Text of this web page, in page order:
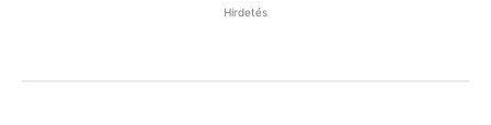
Hirdetés